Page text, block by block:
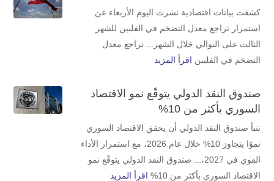
كشفت بيانات اقتصادية نشرت اليوم الأربعاء عن
استمرار تراجع معدل ‌التضخم في الفلبين للشهر
الثالث ​على التوالي خلال الشهر... تراجع معدل
التضخم في الفلبين اقرأ المزيد
صندوق النقد الدولي يتوقًع نمو الاقتصاد
السوري بأكثر من 10%
تنبأ صندوق النقد الدولي أن يحقق الاقتصاد السوري
نموًا يتجاوز 10% خلال عام 2026، مع استمرار الأداء
القوي في 2027،... صندوق النقد الدولي يتوقًع نمو
الاقتصاد السوري بأكثر من 10%
اقرأ المزيد